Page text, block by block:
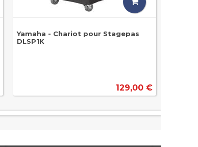
Yamaha - Chariot pour Stagepas
DLSP1K
129,00 €